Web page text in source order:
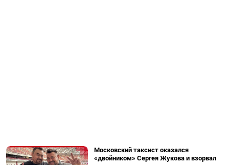
Московский таксист оказался
«двойником» Сергея Жукова и взорвал